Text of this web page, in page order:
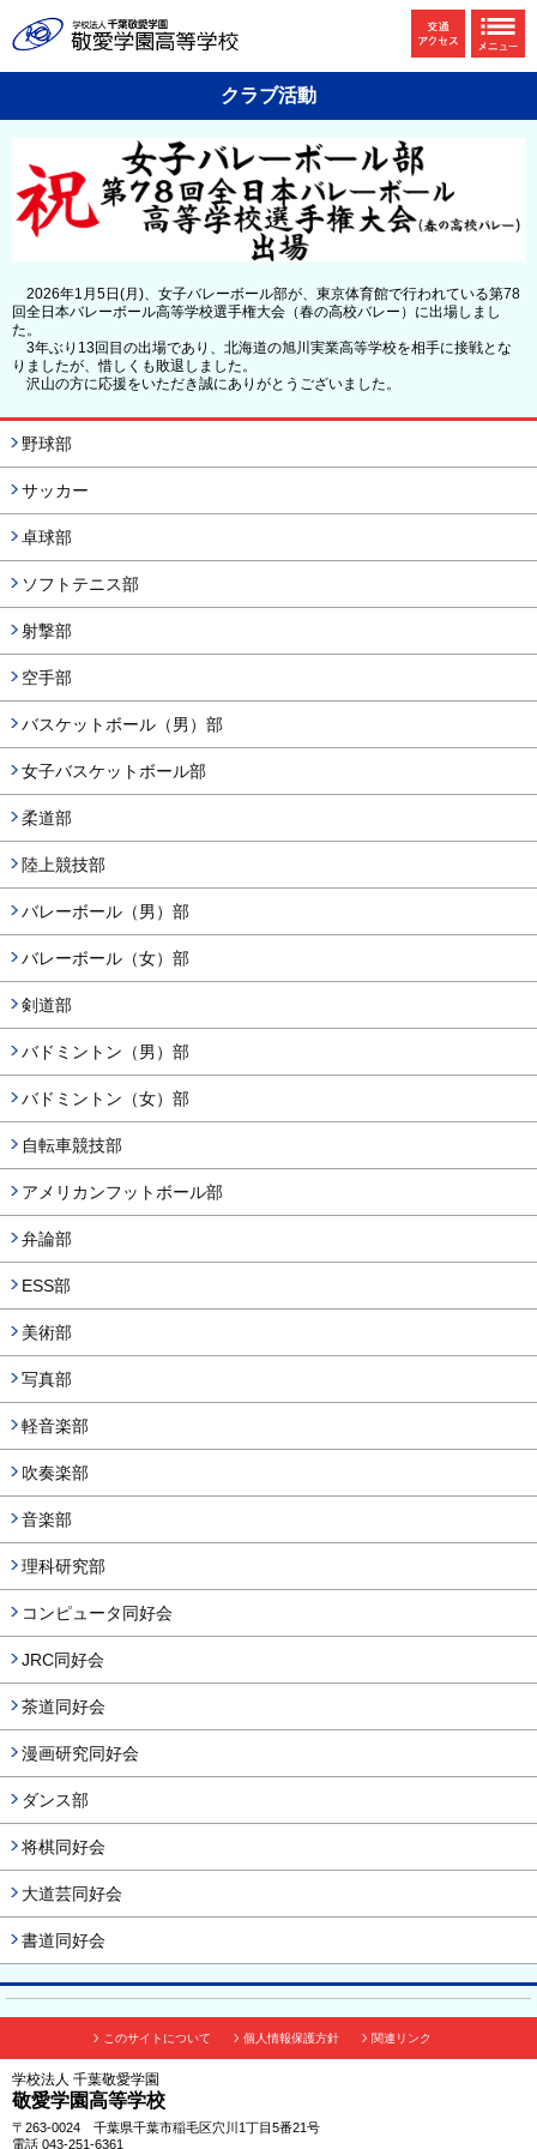
クラブ活動
2026年1月5日(月)、女子バレーボール部が、東京体育館で行われている第78
回全日本バレーボール高等学校選手権大会（春の高校バレー）に出場しまし
た。
3年ぶり13回目の出場であり、北海道の旭川実業高等学校を相手に接戦とな
りましたが、惜しくも敗退しました。
沢山の方に応援をいただき誠にありがとうございました。
野球部
サッカー
卓球部
ソフトテニス部
射撃部
空手部
バスケットボール（男）部
女子バスケットボール部
柔道部
陸上競技部
バレーボール（男）部
バレーボール（女）部
剣道部
バドミントン（男）部
バドミントン（女）部
自転車競技部
アメリカンフットボール部
弁論部
ESS部
美術部
写真部
軽音楽部
吹奏楽部
音楽部
理科研究部
コンピュータ同好会
JRC同好会
茶道同好会
漫画研究同好会
ダンス部
将棋同好会
大道芸同好会
書道同好会
このサイトについて 個人情報保護方針 関連リンク
学校法人 千葉敬愛学園
敬愛学園高等学校
〒263-0024 千葉県千葉市稲毛区穴川1丁目5番21号
電話 043-251-6361